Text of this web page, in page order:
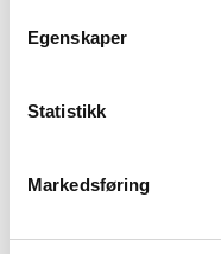
Egenskaper
Statistikk
Markedsføring